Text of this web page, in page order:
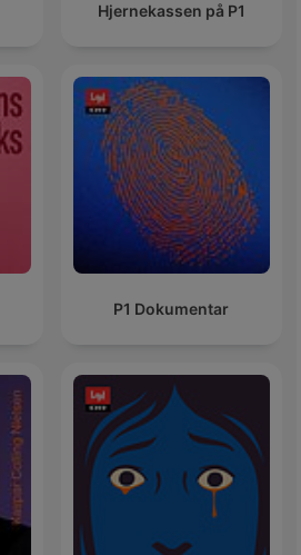
Hjernekassen på P1
P1 Dokumentar